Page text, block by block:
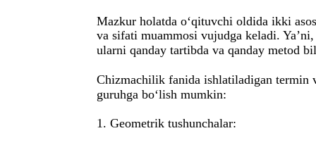
Mazkur holatda o‘qituvchi oldida ikki
va sifati muammosi vujudga keladi.
ularni qanday tartibda va qanday metod
Chizmachilik fanida ishlatiladigan termin
guruhga bo‘lish mumkin:
1. Geometrik tushunchalar: